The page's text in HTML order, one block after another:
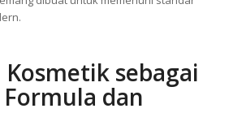
sebagai
dan